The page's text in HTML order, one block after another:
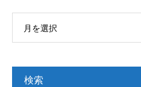
月を選択
検索